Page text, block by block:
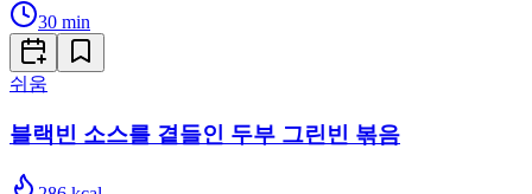
30 min
쉬움
블랙빈 소스를 곁들인 두부 그린빈 볶음